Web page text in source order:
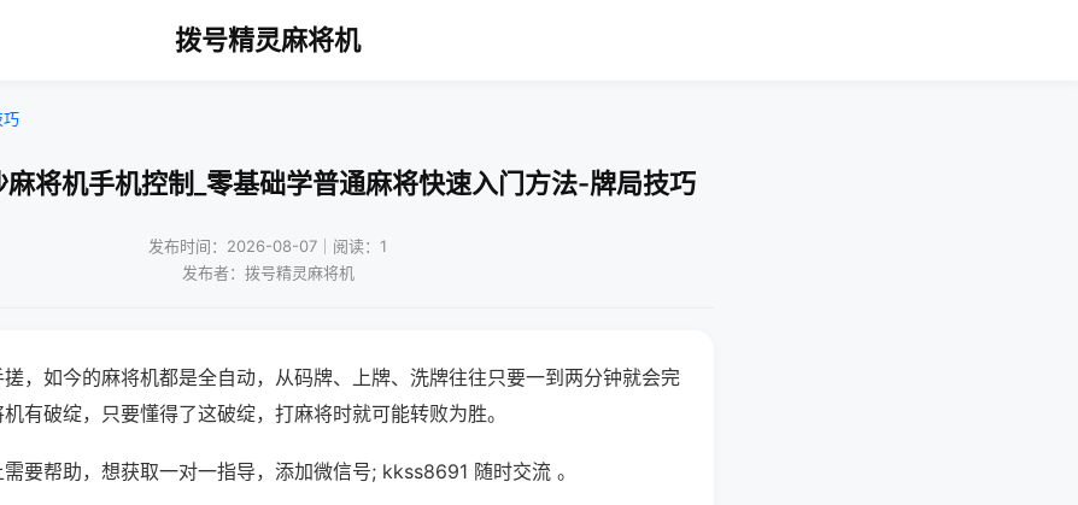
拨号精灵麻将机
巧
将机手机控制_零基础学普通麻将快速入门方法-牌局技巧
发布时间：2026-08-07｜阅读：1
发布者：拨号精灵麻将机
，如今的麻将机都是全自动，从码牌、上牌、洗牌往往只要一到两分钟就会完
有破绽，只要懂得了这破绽，打麻将时就可能转败为胜。
要帮助，想获取一对一指导，添加微信号; kkss8691 随时交流 。